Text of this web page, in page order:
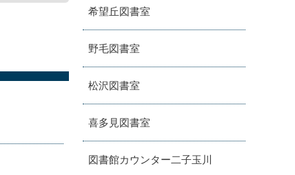
希望丘図書室
野毛図書室
松沢図書室
喜多見図書室
図書館カウンター二子玉川